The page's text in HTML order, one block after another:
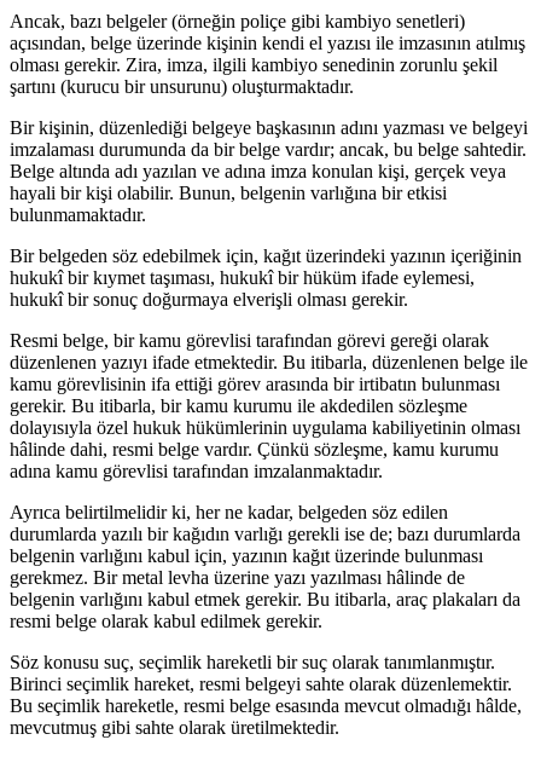
Ancak, bazı belgeler (örneğin poliçe gibi kambiyo senetleri)
açısından, belge üzerinde kişinin kendi el yazısı ile imzasının atılmış
olması gerekir. Zira, imza, ilgili kambiyo senedinin zorunlu şekil
şartını (kurucu bir unsurunu) oluşturmaktadır.
Bir kişinin, düzenlediği belgeye başkasının adını yazması ve belgeyi
imzalaması durumunda da bir belge vardır; ancak, bu belge sahtedir.
Belge altında adı yazılan ve adına imza konulan kişi, gerçek veya
hayali bir kişi olabilir. Bunun, belgenin varlığına bir etkisi
bulunmamaktadır.
Bir belgeden söz edebilmek için, kağıt üzerindeki yazının içeriğinin
hukukî bir kıymet taşıması, hukukî bir hüküm ifade eylemesi,
hukukî bir sonuç doğurmaya elverişli olması gerekir.
Resmi belge, bir kamu görevlisi tarafından görevi gereği olarak
düzenlenen yazıyı ifade etmektedir. Bu itibarla, düzenlenen belge ile
kamu görevlisinin ifa ettiği görev arasında bir irtibatın bulunması
gerekir. Bu itibarla, bir kamu kurumu ile akdedilen sözleşme
dolayısıyla özel hukuk hükümlerinin uygulama kabiliyetinin olması
hâlinde dahi, resmi belge vardır. Çünkü sözleşme, kamu kurumu
adına kamu görevlisi tarafından imzalanmaktadır.
Ayrıca belirtilmelidir ki, her ne kadar, belgeden söz edilen
durumlarda yazılı bir kağıdın varlığı gerekli ise de; bazı durumlarda
belgenin varlığını kabul için, yazının kağıt üzerinde bulunması
gerekmez. Bir metal levha üzerine yazı yazılması hâlinde de
belgenin varlığını kabul etmek gerekir. Bu itibarla, araç plakaları da
resmi belge olarak kabul edilmek gerekir.
Söz konusu suç, seçimlik hareketli bir suç olarak tanımlanmıştır.
Birinci seçimlik hareket, resmi belgeyi sahte olarak düzenlemektir.
Bu seçimlik hareketle, resmi belge esasında mevcut olmadığı hâlde,
mevcutmuş gibi sahte olarak üretilmektedir.